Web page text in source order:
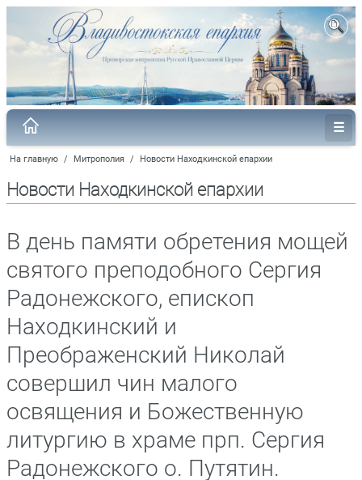
На главную / Митрополия / Новости Находкинской епархии
Новости Находкинской епархии
В день памяти обретения мощей
святого преподобного Сергия
Радонежского, епископ
Находкинский и
Преображенский Николай
совершил чин малого
освящения и Божественную
литургию в храме прп. Сергия
Радонежского о. Путятин.